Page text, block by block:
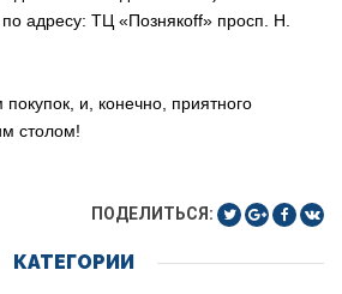
адресу: ТЦ «Познякоff» просп. Н.
и, конечно, приятного
столом!
ПОДЕЛИТЬСЯ:
КАТЕГОРИИ